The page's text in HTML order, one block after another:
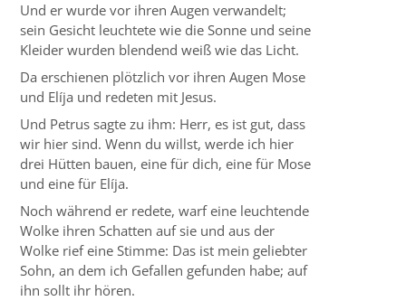
Und er wurde vor ihren Augen verwandelt;
sein Gesicht leuchtete wie die Sonne und seine
Kleider wurden blendend weiß wie das Licht.
Da erschienen plötzlich vor ihren Augen Mose
und Elíja und redeten mit Jesus.
Und Petrus sagte zu ihm: Herr, es ist gut, dass
wir hier sind. Wenn du willst, werde ich hier
drei Hütten bauen, eine für dich, eine für Mose
und eine für Elíja.
Noch während er redete, warf eine leuchtende
Wolke ihren Schatten auf sie und aus der
Wolke rief eine Stimme: Das ist mein geliebter
Sohn, an dem ich Gefallen gefunden habe; auf
ihn sollt ihr hören.